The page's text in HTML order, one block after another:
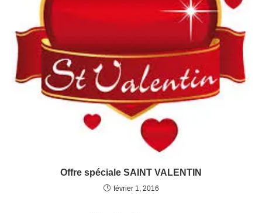
Offre spéciale SAINT VALENTIN
février 1, 2016